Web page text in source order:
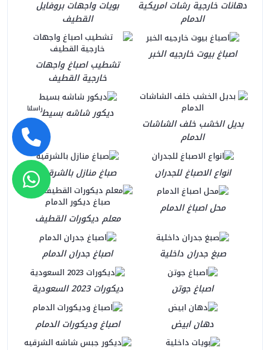
دهانات خارجية رشات امريكية
الدمام
بويات واجهات بروفايل
القطيف
اصباغ بيوت خارجيه الخبر
تشطيب اصباغ واجهات
خارجية القطيف
بديل الخشب خلف الشاشات
الدمام
ديكور شاشه بسيط
انواع الاصباغ للجدران صباغ منازل بالشرقية
محل اصباغ الدمام
معلم ديكورات القطيف
صبغ جدران داخلية اصباغ جدران الدمام
اصباغ جوتن ديكورات 2023 السعودية
دهان ابيض اصباغ وديكورات الدمام
راسلنا